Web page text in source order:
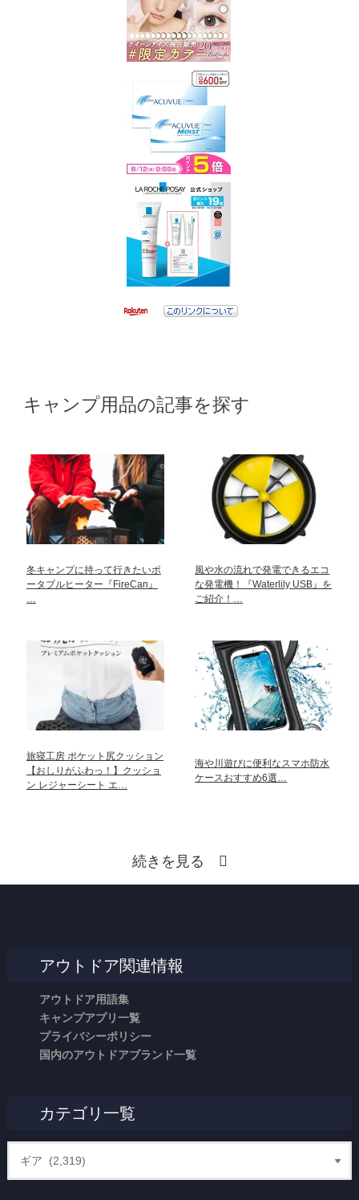
キャンプ用品の記事を探す
冬キャンプに持って行きたいポ
ータブルヒーター『FireCan』
…
風や水の流れで発電できるエコ
な発電機！『Waterlily USB』を
ご紹介！…
旅寝工房 ポケット尻クッション
【おしりがふわっ！】クッショ
ン レジャーシート エ…
海や川遊びに便利なスマホ防水
ケースおすすめ6選…
続きを見る
アウトドア関連情報
アウトドア用語集
キャンプアプリ一覧
プライバシーポリシー
国内のアウトドアブランド一覧
カテゴリ一覧